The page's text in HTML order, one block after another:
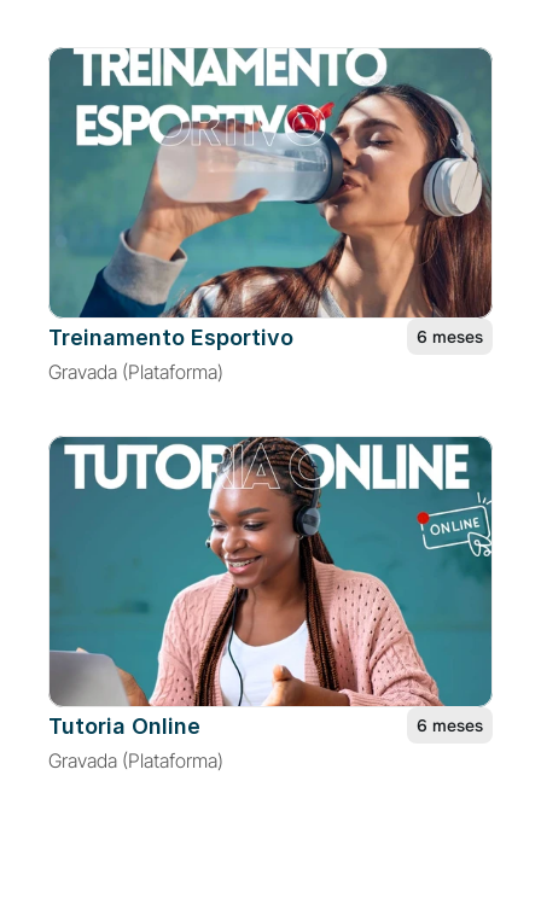
Treinamento Esportivo 6 meses
Gravada (Plataforma)
Tutoria Online 6 meses
Gravada (Plataforma)